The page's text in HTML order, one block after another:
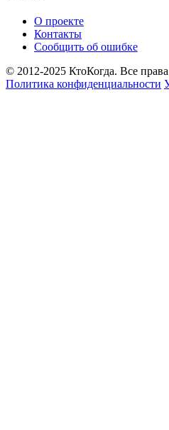
О проекте
Контакты
Сообщить об ошибке
© 2012-2025 КтоКогда. Все
Политика конфиденциальности